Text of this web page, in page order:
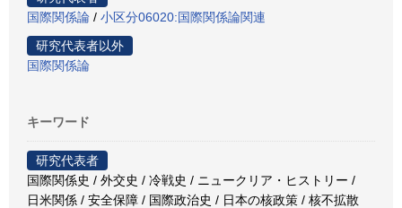
国際関係論 / 小区分06020:国際関係論関連
研究代表者以外
国際関係論
キーワード
研究代表者
国際関係史 / 外交史 / 冷戦史 / ニュークリア・ヒストリー /
日米関係 / 安全保障 / 国際政治史 / 日本の核政策 / 核不拡散